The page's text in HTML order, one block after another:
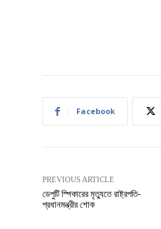
Facebook
PREVIOUS ARTICLE
ডেপুটি স্পিকারের মৃত্যুতে রাষ্ট্রপতি-
প্রধানমন্ত্রীর শোক